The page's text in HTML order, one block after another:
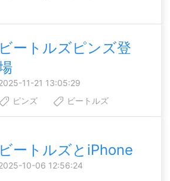
ビートルズピンズ登
11-21 13:05:29
ピンズ ビートルズ
ビートルズとiPhone
10-06 12:56:24